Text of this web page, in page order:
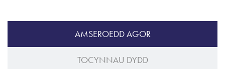
AMSEROEDD AGOR
TOCYNNAU DYDD